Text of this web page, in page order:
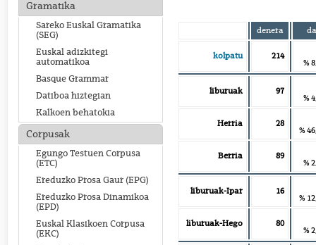
Gramatika
Sareko Euskal Gramatika
(SEG)
Euskal adizkitegi
automatikoa
Basque Grammar
Datiboa hiztegian
Kalkoen behatokia
Corpusak
Egungo Testuen Corpusa
(ETC)
Ereduzko Prosa Gaur (EPG)
Ereduzko Prosa Dinamikoa
(EPD)
Euskal Klasikoen Corpusa
(EKC)
denera da
kolpatu 214
%
liburuak 97
%
Herria 28
%
Berria 89
%
liburuak-Ipar 16
%
liburuak-Hego 80
%